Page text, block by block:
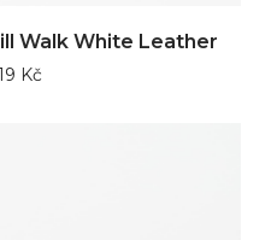
Walk White Leather
Kč